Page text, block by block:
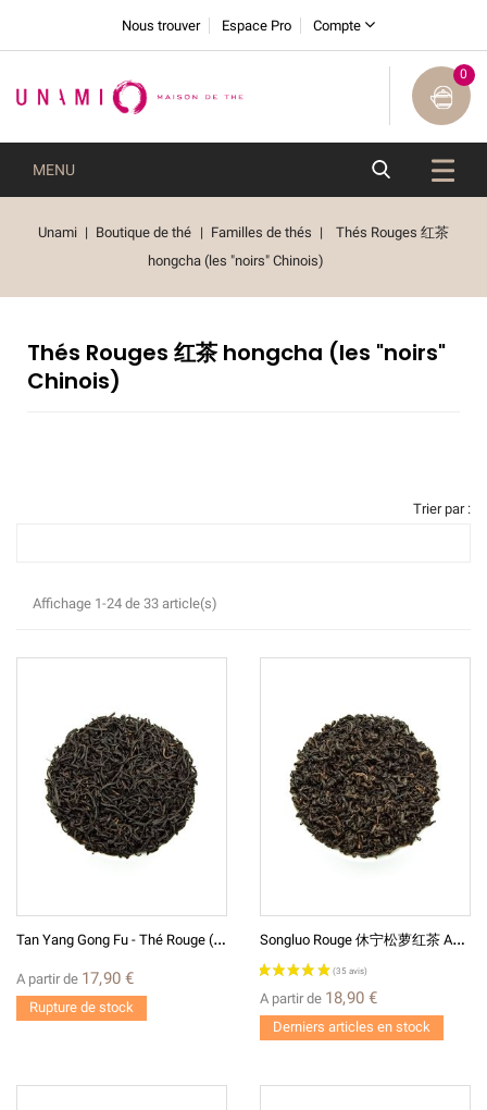
Nous trouver Espace Pro Compte
0
MENU
Unami Boutique de thé Familles de thés
Thés Rouges 红茶
hongcha (les "noirs" Chinois)
Thés Rouges 红茶 hongcha (les "noirs"
Chinois)
Trier par :
Affichage 1-24 de 33 article(s)
T
An Yang Gong Fu - Thé Rouge (Noir) De Chine - Fujian - 2025
A partir de 17,90 €
Rupture de stock
S
Ongluo Rouge 休宁松萝红茶 Anhui - Xiuning « Le Songluo Rouge Du Repos Paisible » - Thé Rouge De Chine
A partir de 18,90 €
Derniers articles en stock